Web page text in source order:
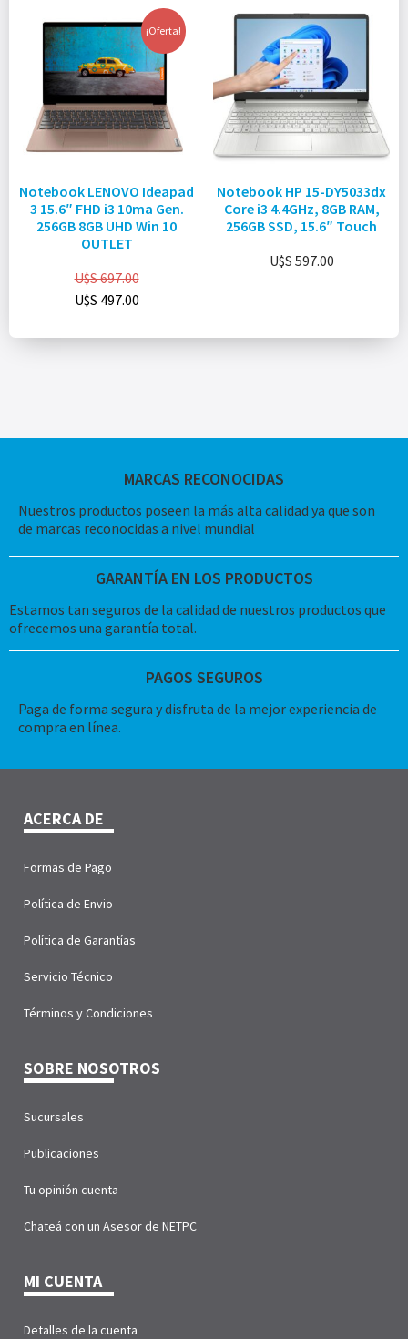
¡Oferta!
Notebook LENOVO Ideapad
3 15.6″ FHD i3 10ma Gen.
256GB 8GB UHD Win 10
OUTLET
U$S697.00
U$S 497.00
Notebook HP 15-DY5033dx
Core i3 4.4GHz, 8GB RAM,
256GB SSD, 15.6″ Touch
U$S 597.00
MARCAS RECONOCIDAS
Nuestros productos poseen la más alta calidad ya que son
de marcas reconocidas a nivel mundial
GARANTÍA EN LOS PRODUCTOS
Estamos tan seguros de la calidad de nuestros productos que
ofrecemos una garantía total.
PAGOS SEGUROS
Paga de forma segura y disfruta de la mejor experiencia de
compra en línea.
ACERCA DE
Formas de Pago
Política de Envio
Política de Garantías
Servicio Técnico
Términos y Condiciones
SOBRE NOSOTROS
Sucursales
Publicaciones
Tu opinión cuenta
Chateá con un Asesor de NETPC
MI CUENTA
Detalles de la cuenta